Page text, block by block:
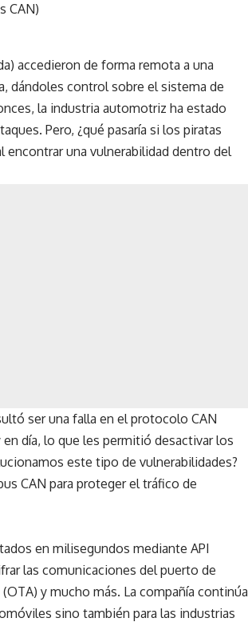
CAN)
accedieron de forma remota a una
dándoles control sobre el sistema de
la industria automotriz ha estado
Pero, ¿qué pasaría si los piratas
una vulnerabilidad dentro del
ser una falla en el protocolo CAN
día, lo que les permitió desactivar los
este tipo de vulnerabilidades?
CAN para proteger el tráfico de
en milisegundos mediante API
las comunicaciones del puerto de
y mucho más. La compañía continúa
sino también para las industrias